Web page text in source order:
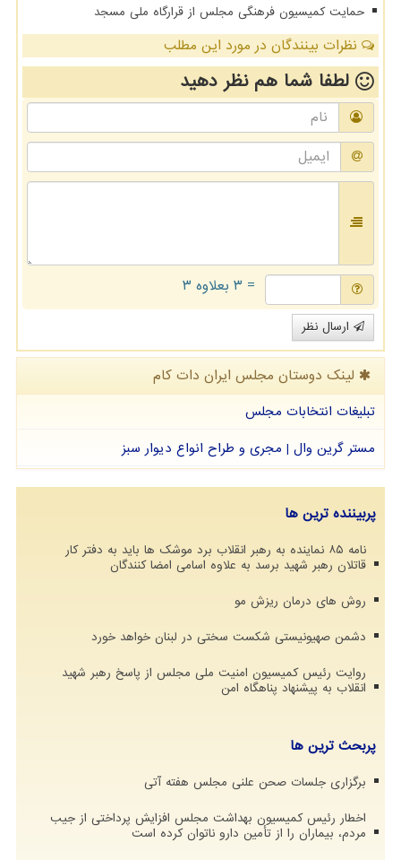
حمایت کمیسیون فرهنگی مجلس از قرارگاه ملی مسجد
نظرات بینندگان در مورد این مطلب
لطفا شما همنظر دهید
= ۳ بعلاوه ۳
ارسال نظر
لینک دوستان مجلس ایران دات كام
تبلیغات انتخابات مجلس
مستر گرین وال | مجری و طراح انواع دیوار سبز
پربیننده ترین ها
نامه ۸۵ نماینده به رهبر انقلاب برد موشک ها باید به دفتر کار
قاتلان رهبر شهید برسد به علاوه اسامی امضا کنندگان
روش های درمان ریزش مو
دشمن صهیونیستی شکست سختی در لبنان خواهد خورد
روایت رئیس کمیسیون امنیت ملی مجلس از پاسخ رهبر شهید
انقلاب به پیشنهاد پناهگاه امن
پربحث ترین ها
برگزاری جلسات صحن علنی مجلس هفته آتی
اخطار رئیس کمیسیون بهداشت مجلس افزایش پرداختی از جیب
مردم، بیماران را از تأمین دارو ناتوان کرده است